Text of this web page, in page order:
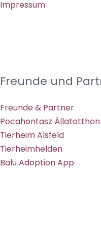
Impressum
Freunde und
Freunde & Partner
Pocahontasz Állatotthon
Tierheim Alsfeld
Tierheimhelden
Balu Adoption App